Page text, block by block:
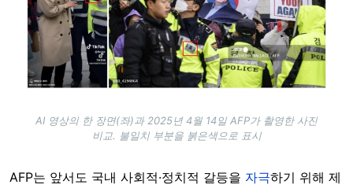
AI 영상의 한 장면(좌)과 2025년 4월 14일 AFP가 촬영한 사진
비교. 불일치 부분을 붉은색으로 표시
AFP는 앞서도 국내 사회적·정치적 갈등을 자극하기 위해 제